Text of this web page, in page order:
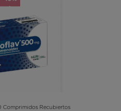
Comprimidos Recubiertos